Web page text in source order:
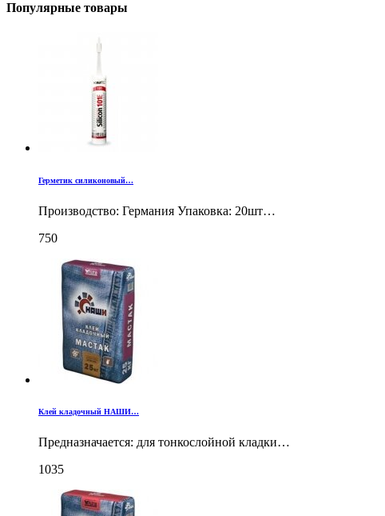
Популярные товары
Герметик силиконовый…
Производство: Германия Упаковка: 20шт…
750
Клей кладочный НАШИ…
Предназначается: для тонкослойной кладки…
1035